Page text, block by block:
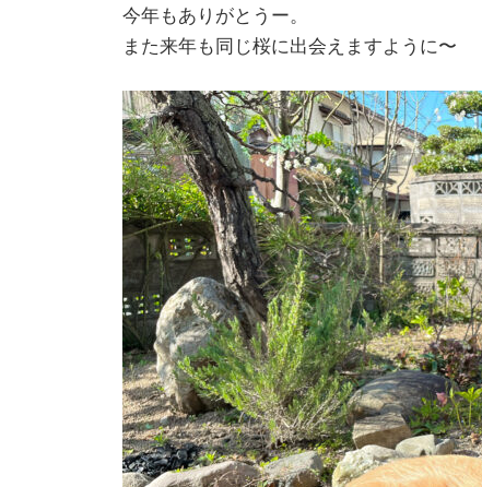
今年もありがとうー。
また来年も同じ桜に出会えますように〜